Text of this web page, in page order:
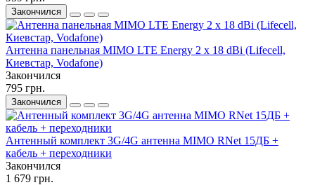
Закончился
Антенна панельная MIMO LTE Energy 2 x 18 dBi (Lifecell,
Киевстар, Vodafone)
Закончился
795 грн.
Закончился
Антенный комплект 3G/4G антенна MIMO RNet 15ДБ +
кабель + переходники
Закончился
1 679 грн.